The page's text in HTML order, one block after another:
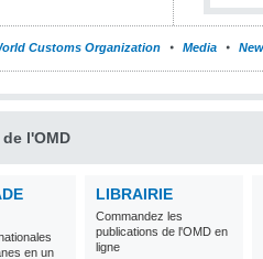
Customs Organization Media
l'OMD
en un
LIBRAIRIE
Commandez les
publications de l'OMD en
ligne